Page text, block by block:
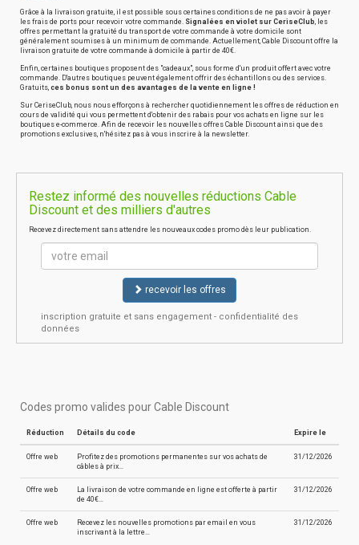
Grâce à la livraison gratuite, il est possible sous certaines conditions de ne pas avoir à payer
les frais de ports pour recevoir votre commande. Signalées en violet sur CeriseClub, les
offres permettant la gratuité du transport de votre commande à votre domicile sont
généralement soumises à un minimum de commande. Actuellement, Cable Discount offre la
livraison gratuite de votre commande à domicile à partir de 40€.
Enfin, certaines boutiques proposent des "cadeaux", sous forme d'un produit offert avec votre
commande. D'autres boutiques peuvent également offrir des échantillons ou des services.
Gratuits, ces bonus sont un des avantages de la vente en ligne !
Sur CeriseClub, nous nous efforçons à rechercher quotidiennement les offres de réduction en
cours de validité qui vous permettent d'obtenir des rabais pour vos achats en ligne sur les
boutiques e-commerce. Afin de recevoir les nouvelles offres Cable Discount ainsi que des
promotions exclusives, n'hésitez pas à vous inscrire à la newsletter.
Restez informé des nouvelles réductions Cable
Discount et des milliers d'autres
Recevez directement sans attendre les nouveaux codes promo dès leur publication.
recevoir les offres
inscription gratuite et sans engagement - confidentialité des
données
Codes promo valides pour Cable Discount
Réduction Détails du code Expire le
Offre web
Profitez des promotions permanentes sur vos achats de
câbles à prix…
31/12/2026
Offre web
La livraison de votre commande en ligne est offerte à partir
de 40€…
31/12/2026
Offre web
Recevez les nouvelles promotions par email en vous
inscrivant à la lettre…
31/12/2026